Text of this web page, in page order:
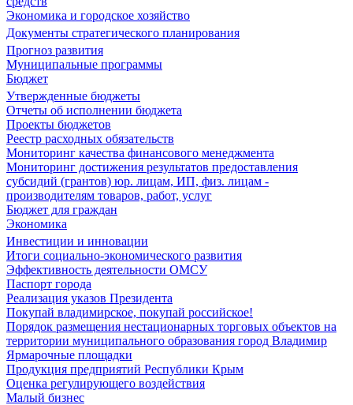
Экономика и городское хозяйство
Документы стратегического планирования
Прогноз развития
Муниципальные программы
Бюджет
Утвержденные бюджеты
Отчеты об исполнении бюджета
Проекты бюджетов
Реестр расходных обязательств
Мониторинг качества финансового менеджмента
Мониторинг достижения результатов предоставления
субсидий (грантов) юр. лицам, ИП, физ. лицам -
производителям товаров, работ, услуг
Бюджет для граждан
Экономика
Инвестиции и инновации
Итоги социально-экономического развития
Эффективность деятельности ОМСУ
Паспорт города
Реализация указов Президента
Покупай владимирское, покупай российское!
Порядок размещения нестационарных торговых объектов на
территории муниципального образования город Владимир
Ярмарочные площадки
Продукция предприятий Республики Крым
Оценка регулирующего воздействия
Малый бизнес